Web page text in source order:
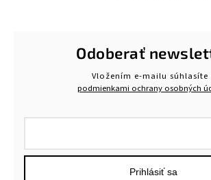
Odoberať
Vložením e-mailu súhlasíte
podmienkami ochrany osobných
Prihlásiť sa